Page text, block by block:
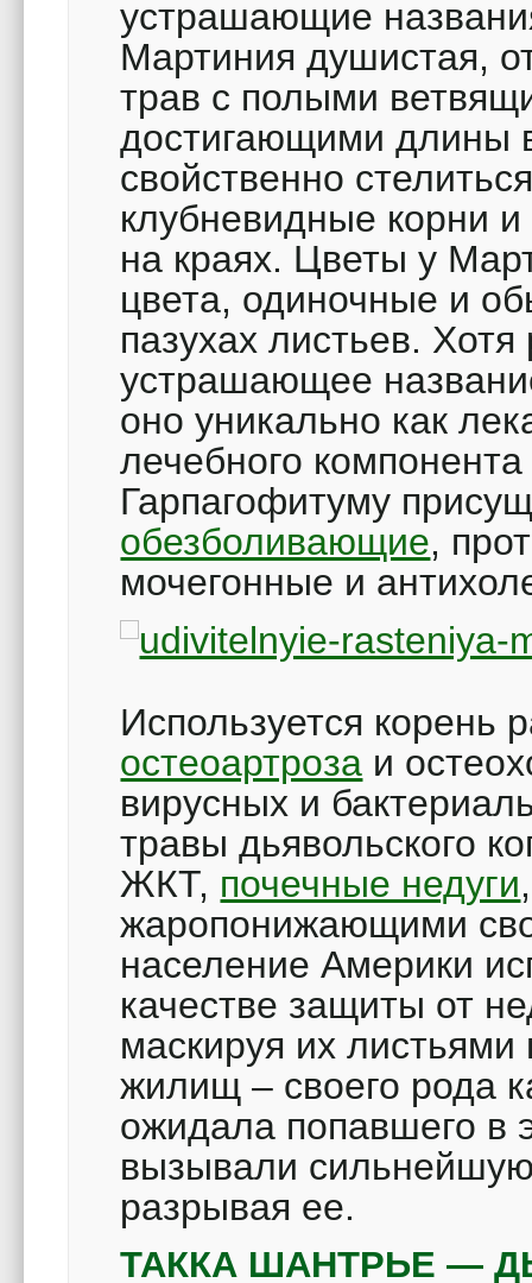
устрашающие
Мартиния душистая,
трав с полыми
достигающими длины
свойственно
клубневидные корни
на краях. Цветы у
цвета, одиночные и
пазухах листьев.
устрашающее
оно уникально как
лечебного компонента
Гарпагофитуму
обезболивающие,
мочегонные и
Используется корень
остеоартроза и
вирусных и
травы дьявольского
ЖКТ, почечные недуги
жаропонижающими
население Америки
качестве защиты от
маскируя их листьями
жилищ – своего рода
ожидала попавшего в
вызывали
разрывая ее.
ТАККА ШАНТРЬЕ —